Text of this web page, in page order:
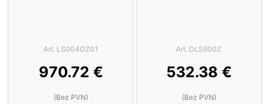
Art. LS004GZ01
970.72 €
(Bez PVN)
Art. DLS600Z
532.38 €
(Bez PVN)